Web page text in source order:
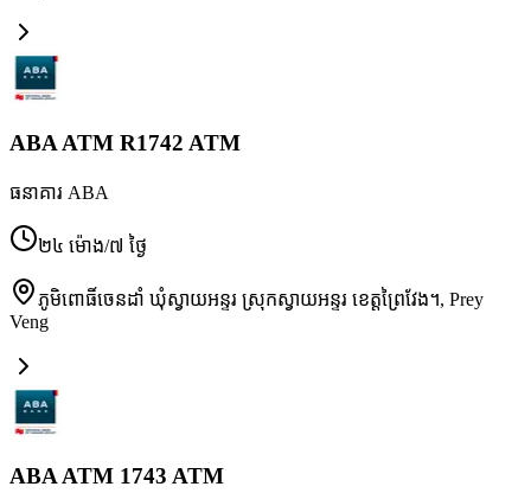
ABA ATM R1742 ATM
ធនាគារ ABA
២៤ ម៉ោង/៧ ថ្ងៃ
ភូមិពោធិ៍ចេនដាំ ឃុំស្វាយអន្ទរ ស្រុកស្វាយអន្ទរ ខេត្តព្រៃវែង។, Prey
Veng
ABA ATM 1743 ATM